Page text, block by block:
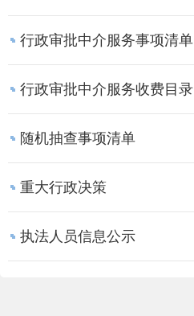
行政审批中介服务事项清单
行政审批中介服务收费目录
随机抽查事项清单
重大行政决策
执法人员信息公示